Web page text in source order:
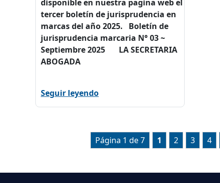
disponible en nuestra pagina web el
tercer boletín de jurisprudencia en
marcas del año 2025. Boletín de
jurisprudencia marcaria N° 03 ~
Septiembre 2025 LA SECRETARIA
ABOGADA
Seguir leyendo
Página 1 de 7 1 2 3 4